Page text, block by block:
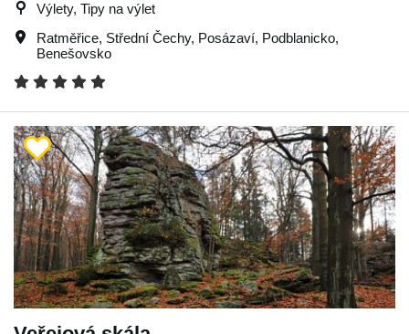
Výlety, Tipy na výlet
Ratměřice, Střední Čechy, Posázaví, Podblanicko,
Benešovsko